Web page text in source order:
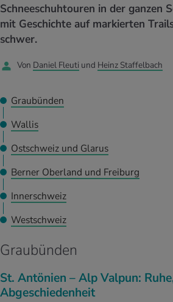
& Intoleranzen
THEMEN IM BEREICH ERNÄHRUNG
Personal Health Coaching
Kalorienverbrauch berechnen
Personal Health Coaching
Glücklich sein
Personal Health Coaching
THEMEN IM BEREICH MEDIZIN
Personal Health Coaching
THEMEN IM BEREICH SERVICES
Angebote
Tools, Test & Quizze
Schneeschuhtouren in der ganzen
mit Geschichte auf markierten
schwer.
Von Daniel Fleuti und Heinz Staffelbach
Graubünden
Wallis
Ostschweiz und Glarus
Berner Oberland und Freiburg
Innerschweiz
Westschweiz
Graubünden
St. Antönien – Alp Valpun:
Abgeschiedenheit